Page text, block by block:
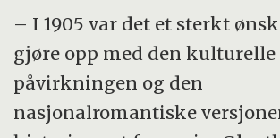
– I 1905 var det et sterkt
gjøre opp med den kulturelle
påvirkningen og den
nasjonalromantiske